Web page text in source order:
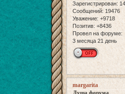
Зарегистрирован:
Сообщений: 19476
Уважение: +9718
Позитив: +8436
Провел на форуме:
3 месяца 21 день
margarita
Душа форума